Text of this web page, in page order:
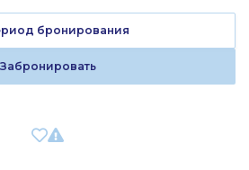
бронирования
Забронировать